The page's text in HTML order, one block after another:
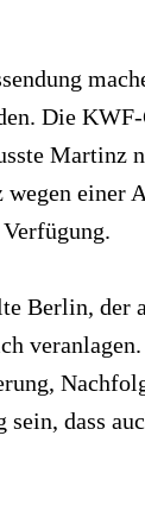
Die
einer
Berlin, der
dass